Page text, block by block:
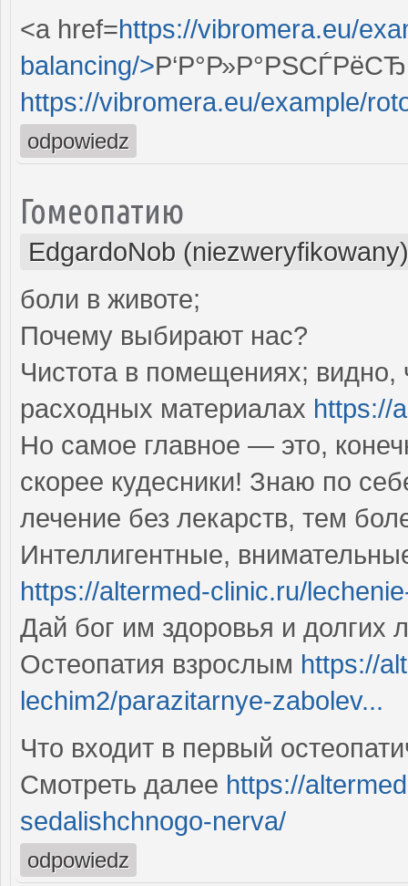
<a href=https://vibromera.eu/
balancing/>
https://vibromera.eu/example/
odpowiedz
Гомеопатию
EdgardoNob (niezweryfikowany)
боли в животе;
Почему выбирают нас?
Чистота в помещениях; видно,
расходных материалах https://
Но самое главное — это,
скорее кудесники! Знаю по
лечение без лекарств, тем
Интеллигентные,
https://altermed-clinic.ru/
Дай бог им здоровья и долгих
Остеопатия взрослым https://
lechim2/parazitarnye-zabolev...
Что входит в первый
Смотреть далее https://
sedalishchnogo-nerva/
odpowiedz